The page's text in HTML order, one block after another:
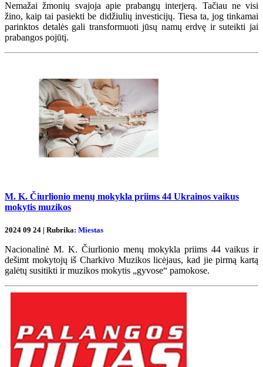
Nemažai žmonių svajoja apie prabangų interjerą. Tačiau ne visi
žino, kaip tai pasiekti be didžiulių investicijų. Tiesa ta, jog tinkamai
parinktos detalės gali transformuoti jūsų namų erdvę ir suteikti jai
prabangos pojūtį.
M. K. Čiurlionio menų mokykla priims 44 Ukrainos vaikus
mokytis muzikos
2024 09 24 | Rubrika: Miestas
Nacionalinė M. K. Čiurlionio menų mokykla priims 44 vaikus ir
dešimt mokytojų iš Charkivo Muzikos licėjaus, kad jie pirmą kartą
galėtų susitikti ir muzikos mokytis „gyvose“ pamokose.